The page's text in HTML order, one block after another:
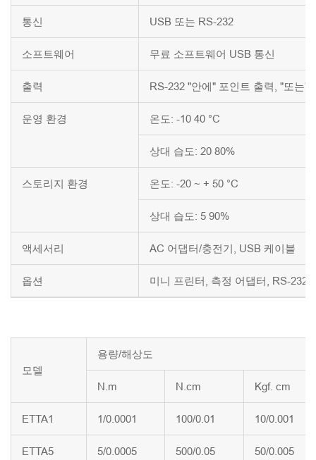
통신 USB 또는 RS-232
소프트웨어 무료 소프트웨어 USB 통신
출력 RS-232 "안에" 포인트 출력, "또는"
운영 환경 온도: -10 40 °C
상대 습도: 20 80%
스토리지 환경 온도: -20 ~ + 50 °C
상대 습도: 5 90%
액세서리 AC 어댑터/충전기, USB 케이블
옵션 미니 프린터, 측정 어댑터, RS-232
모델
용량/해상도
N.m N.cm Kgf. cm
ETTA1 1/0.0001 100/0.01 10/0.001
ETTA5 5/0.0005 500/0.05 50/0.005